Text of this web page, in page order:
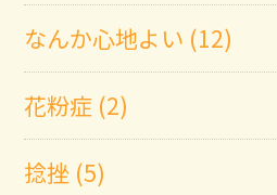
なんか心地よい (12)
花粉症 (2)
捻挫 (5)